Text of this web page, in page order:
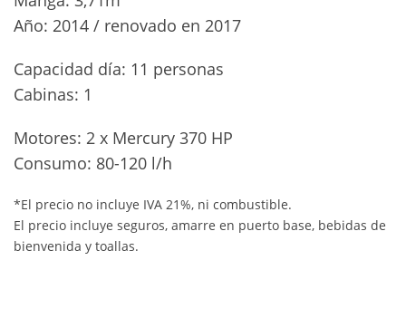
Año: 2014 / renovado en 2017
Capacidad día: 11 personas
Cabinas: 1
Motores: 2 x Mercury 370 HP
Consumo: 80-120 l/h
*El precio no incluye IVA 21%, ni combustible.
El precio incluye seguros, amarre en puerto base, bebidas de
bienvenida y toallas.